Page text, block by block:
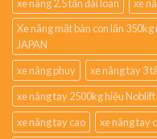
xe nâng 2.5 tấn đài loan
xe
Xe nâng mặt bàn con lăn
JAPAN
xe nâng phuy
xe nâng tay 3
xe nâng tay 2500kg hiệu Noblift
xe nâng tay cao
xe nâng tay